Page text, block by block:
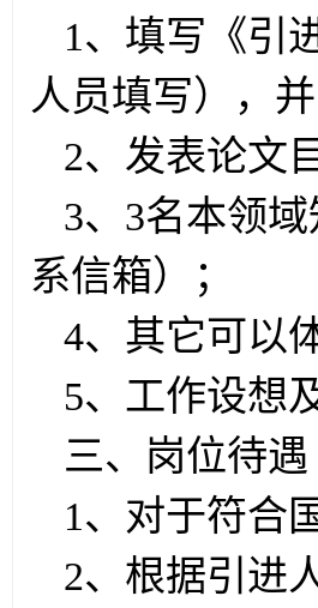
1、 填写 《引
人员填写），
2、发表论文
3、3名本领
系信箱）；
4、其它可以
5、工作设想
三、岗位待遇
1、对于符合
2、根据引进